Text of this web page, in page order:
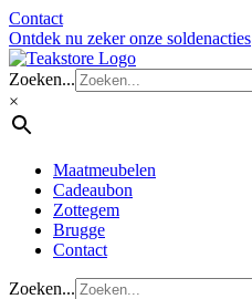
Contact
Ontdek nu zeker onze soldenacties
Zoeken...
×
Maatmeubelen
Cadeaubon
Zottegem
Brugge
Contact
Zoeken...